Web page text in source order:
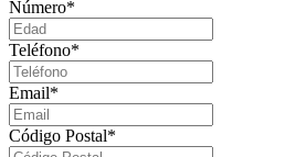
Número*
Teléfono*
Email*
Código Postal*